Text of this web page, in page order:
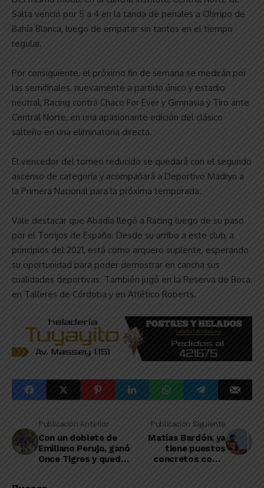
Salta venció por 5 a 4 en la tanda de penales a Olimpo de
Bahía Blanca, luego de empatar sin tantos en el tiempo
regular.
Por consiguiente, el próximo fin de semana se medirán por
las semifinales, nuevamente a partido único y estadio
neutral, Racing contra Chaco For Ever y Gimnasia y Tiro ante
Central Norte, en una apasionante edición del clásico
salteño en una eliminatoria directa.
El vencedor del torneo reducido se quedará con el segundo
ascenso de categoría y acompañará a Deportivo Madryn a
la Primera Nacional para la próxima temporada.
Vale destacar que Abadía llegó a Racing luego de su paso
por el Torrijos de España. Desde su arribo a este club, a
principios del 2021, está como arquero suplente, esperando
su oportunidad para poder demostrar en cancha sus
cualidades deportivas. También jugó en la Reserva de Boca,
en Talleres de Córdoba y en Atlético Roberts.
Publicación Anterior
Con un doblete de
Emiliano Perujo, ganó
Once Tigres y quedó
Publicación Siguiente
Matías Bardón, ya
tiene puestos
concretos como